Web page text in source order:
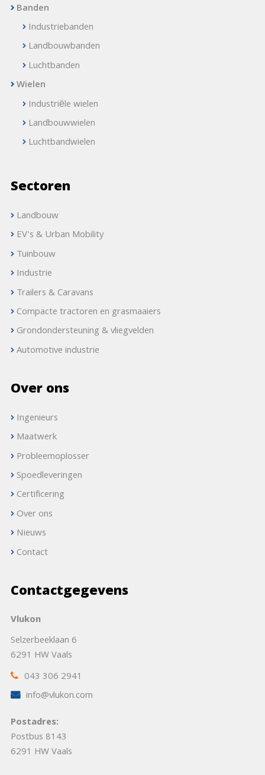
Banden
Industriebanden
Landbouwbanden
Luchtbanden
Wielen
Industriële wielen
Landbouwwielen
Luchtbandwielen
Sectoren
Landbouw
EV's & Urban Mobility
Tuinbouw
Industrie
Trailers & Caravans
Compacte tractoren en grasmaaiers
Grondondersteuning & vliegvelden
Automotive industrie
Over ons
Ingenieurs
Maatwerk
Probleemoplosser
Spoedleveringen
Certificering
Over ons
Nieuws
Contact
Contactgegevens
Vlukon
Selzerbeeklaan 6
6291 HW Vaals
043 306 2941
info@vlukon.com
Postadres:
Postbus 8143
6291 HW Vaals